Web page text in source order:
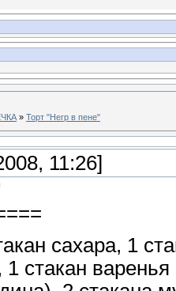
» Торт "Негр в пене"
11:26]
сахара, 1
стакан